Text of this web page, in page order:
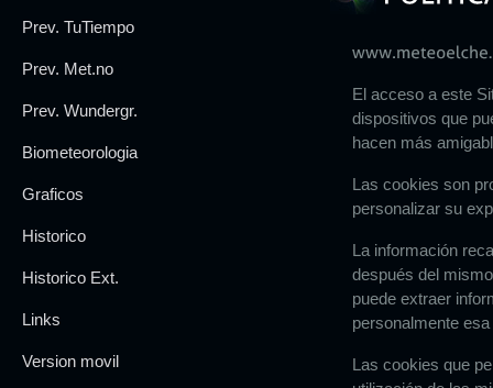
El acceso a este
dispositivos que
hacen más
Las cookies son
personalizar su
La información
después del
puede extraer
personalmente
Las cookies que
Prev. TuTiempo
Prev. Met.no
Prev. Wundergr.
Biometeorologia
Graficos
Historico
Historico Ext.
Links
Version movil